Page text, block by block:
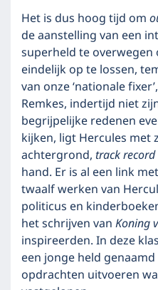
Het is dus hoog tijd om
de aanstelling van een
superheld te
eindelijk op te lossen,
van onze ‘nationale
Remkes, indertijd niet
begrijpelijke redenen
kijken, ligt Hercules met
achtergrond,track record
hand. Er is al een link
twaalf werken van
politicus en
het schrijven vanKoning
inspireerden. In deze
een jonge held
opdrachten uitvoeren